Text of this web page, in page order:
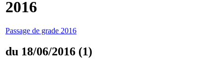
2016
Passage de grade 2016
du 18/06/2016 (1)